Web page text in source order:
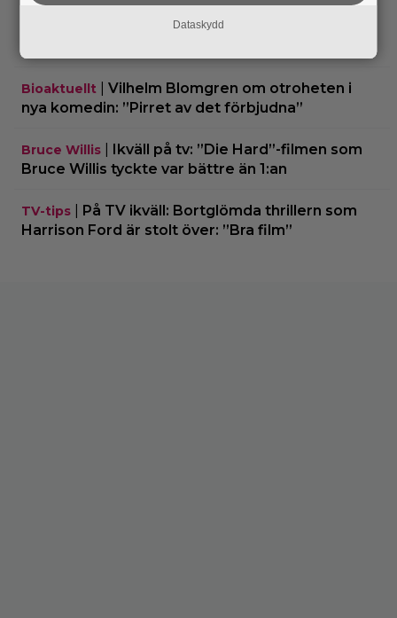
Jurassic World|Regissören Gareth Edwards flyr
nästa ”Jurassic World” – jakten på ersättare
Bioaktuellt
Vilhelm Blomgren om otroheten i
nya komedin: ”Pirret av det förbjudna”
Bruce Willis
Ikväll på tv: ”Die Hard”-filmen som
Bruce Willis tyckte var bättre än 1:an
TV-tips
På TV ikväll: Bortglömda thrillern som
Harrison Ford är stolt över: ”Bra film”
Dataskydd